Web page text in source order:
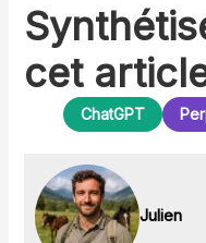
cet
ChatGPT
Julien